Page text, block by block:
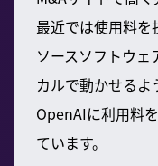
最近では使用料を
ソースソフトウ
カルで動かせるよ
OpenAIに利用料
ています。